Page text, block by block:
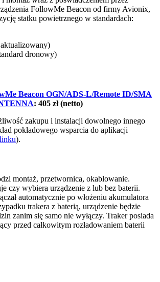
FollowMe Beacon od firmy Avionix,
statku powietrznego w standardach:
dronowy)
Beacon OGN/ADS-L/Remote ID/SMA
: 405 zł (netto)
zakupu i instalacji dowolnego innego
pokładowego wsparcia do aplikacji
).
montaż, przetwornica, okablowanie.
czy wybiera urządzenie z lub bez baterii.
automatycznie po włożeniu akumulatora
trakera z baterią, urządzenie będzie
zanim się samo nie wyłączy. Traker posiada
przed całkowitym rozładowaniem baterii